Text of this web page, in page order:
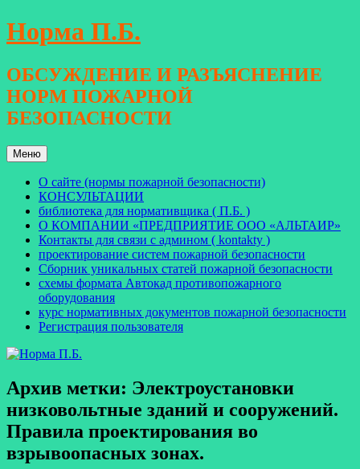
Перейти
к
Норма П.Б.
ОБСУЖДЕНИЕ И РАЗЪЯСНЕНИЕ
НОРМ ПОЖАРНОЙ
БЕЗОПАСНОСТИ
Меню
О сайте (нормы пожарной безопасности)
КОНСУЛЬТАЦИИ
библиотека для нормативщика ( П.Б. )
О КОМПАНИИ «ПРЕДПРИЯТИЕ ООО «АЛЬТАИР»
Контакты для связи с админом ( kontakty )
проектирование систем пожарной безопасности
Сборник уникальных статей пожарной безопасности
схемы формата Автокад противопожарного
оборудования
курс нормативных документов пожарной безопасности
Регистрация пользователя
Архив метки: Электроустановки
низковольтные зданий и сооружений.
Правила проектирования во
взрывоопасных зонах.